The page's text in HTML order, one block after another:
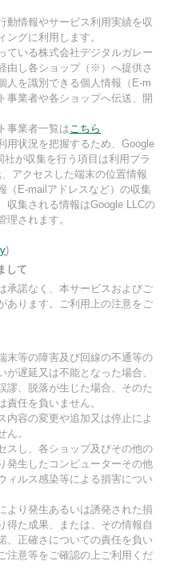
動情報やサービス利用実績を収
グに利用します。
ている株式会社デジタルガレー
由し各ショップ（※）へ提供さ
人を識別できる個人情報（E-m
事業者や各ショップへ伝送、開
事業者一覧はこちら
用状況を把握するため、Google
が収集を行う項目は利用ブラ
アクセスした端末の位置情報
（E-mailアドレスなど）の収集
収集される情報はGoogle LLCの
されます。
)
して
承諾なく、本サービスおよびご
あります。ご利用上の注意をご
末等の障害及び回線の不通等の
遅延又は不能となった場合、
謬、脱落が生じた場合、そのた
任を負いません。
内容の変更や追加又は停止によ
。
スし、各ショップ及びその他の
発生したコンピューターその他
ィルス感染等による損害につい
より発生あるいは誘発された損
得た成果、または、その情報自
、正確さについての責任を負い
注意等をご確認の上ご利用くだ